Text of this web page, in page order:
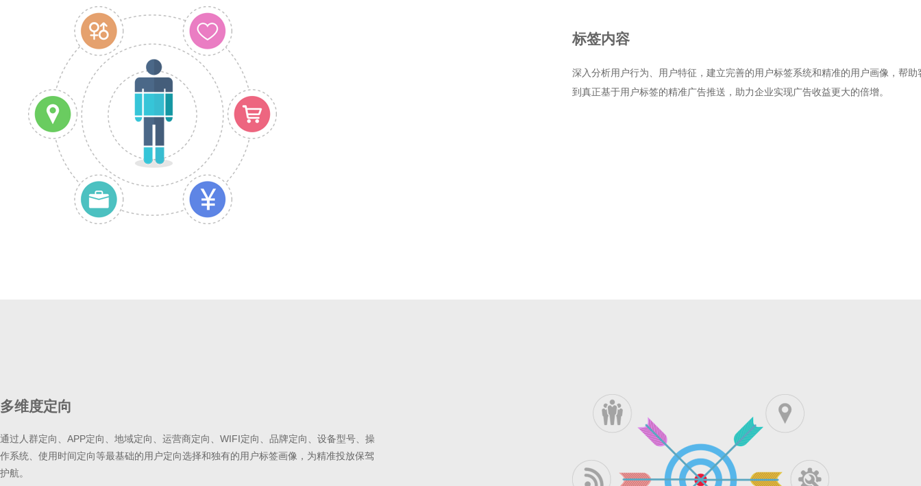
标签内容
深入分析用户行为、用户特征，建立完善的用户标签系统和精准的用户画像，帮助
到真正基于用户标签的精准广告推送，助力企业实现广告收益更大的倍增。
多维度定向
通过人群定向、APP定向、地域定向、运营商定向、WIFI定向、品牌定向、设备型号、操
作系统、使用时间定向等最基础的用户定向选择和独有的用户标签画像，为精准投放保驾
护航。